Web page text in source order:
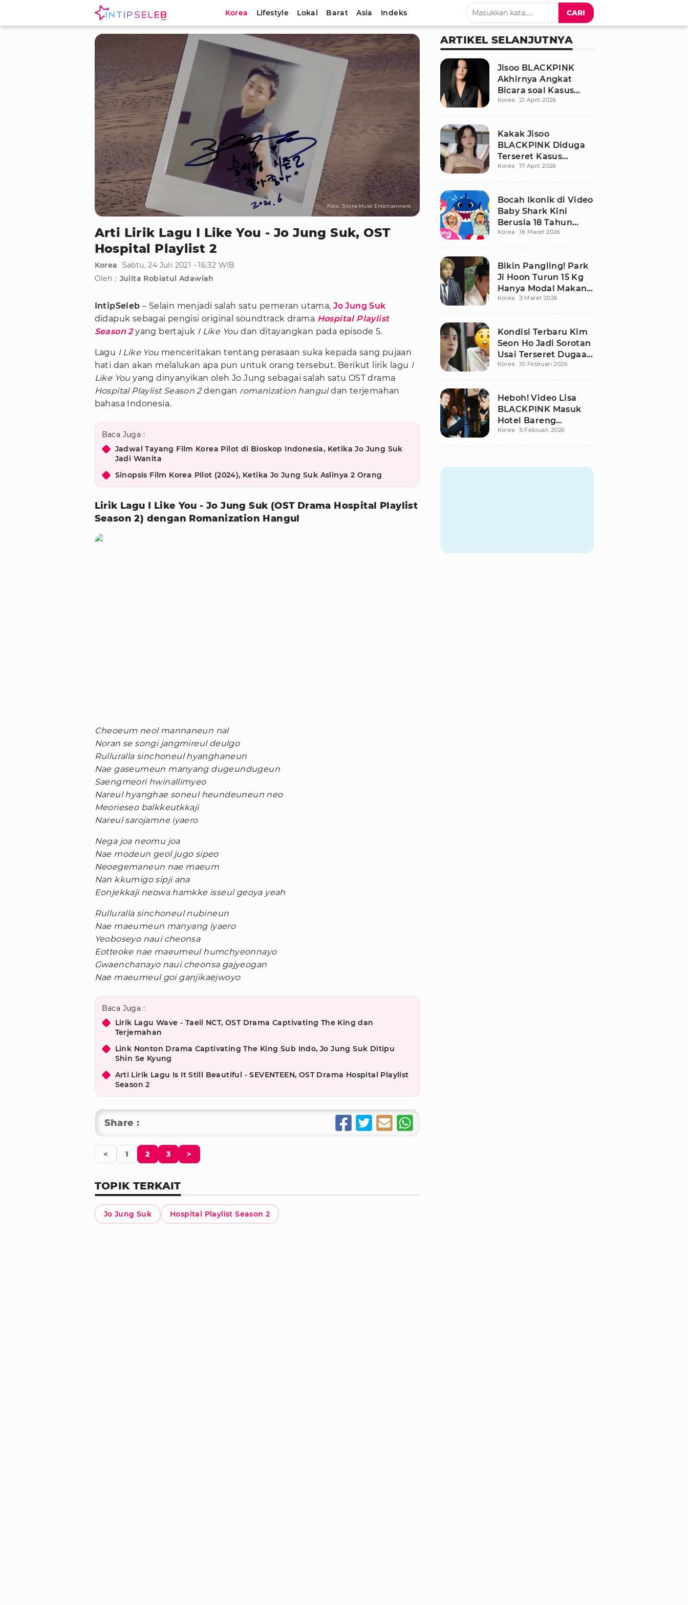
Korea Lifestyle Lokal Barat Asia Indeks CARI
Foto : Stone Music Entertainment
Arti Lirik Lagu I Like You - Jo Jung Suk, OST
Hospital Playlist 2
Korea
Sabtu, 24 Juli 2021 - 16:32 WIB
Oleh : Julita Robiatul Adawiah
IntipSeleb – Selain menjadi salah satu pemeran utama,Jo Jung Suk
didapuk sebagai pengisi original soundtrack drama Hospital Playlist
Season 2yang bertajuk I Like You dan ditayangkan pada episode 5.
Lagu I Like You menceritakan tentang perasaan suka kepada sang pujaan
hati dan akan melalukan apa pun untuk orang tersebut. Berikut lirik lagu I
Like You yang dinyanyikan oleh Jo Jung sebagai salah satu OST drama
Hospital Playlist Season 2dengan romanization hanguldan terjemahan
bahasa Indonesia.
Baca Juga :
Jadwal Tayang Film Korea Pilot di Bioskop Indonesia, Ketika Jo Jung Suk
Jadi Wanita
Sinopsis Film Korea Pilot (2024), Ketika Jo Jung Suk Aslinya 2 Orang
Lirik Lagu I Like You - Jo Jung Suk (OST Drama Hospital Playlist
Season 2) dengan Romanization Hangul
Cheoeum neol mannaneun nal
Noran se songi jangmireul deulgo
Rulluralla sinchoneul hyanghaneun
Nae gaseumeun manyang dugeundugeun
Saengmeori hwinallimyeo
Nareul hyanghae soneul heundeuneun neo
Meorieseo balkkeutkkaji
Nareul sarojamne iyaero
Nega joa neomu joa
Nae modeun geol jugo sipeo
Neoegemaneun nae maeum
Nan kkumigo sipji ana
Eonjekkaji neowa hamkke isseul geoya yeah
Rulluralla sinchoneul nubineun
Nae maeumeun manyang iyaero
Yeoboseyo naui cheonsa
Eotteoke nae maeumeul humchyeonnayo
Gwaenchanayo naui cheonsa gajyeogan
Nae maeumeul goi ganjikaejwoyo
Baca Juga :
Lirik Lagu Wave - Taeil NCT, OST Drama Captivating The King dan
Terjemahan
Link Nonton Drama Captivating The King Sub Indo, Jo Jung Suk Ditipu
Shin Se Kyung
Arti Lirik Lagu Is It Still Beautiful - SEVENTEEN, OST Drama Hospital Playlist
Season 2
Share :
< 1 2 3 >
TOPIK TERKAIT
Jo Jung Suk Hospital Playlist Season 2
ARTIKEL SELANJUTNYA
Jisoo BLACKPINK
Akhirnya Angkat
Bicara soal Kasus
Dugaan Pelecehan
Korea 21 April 2026
Kakak Jisoo
BLACKPINK Diduga
Terseret Kasus
Pelecehan Seksual,
Korea 17 April 2026
Bocah Ikonik di Video
Baby Shark Kini
Berusia 18 Tahun
Bikin Publik
Korea 16 Maret 2026
Bikin Pangling! Park
Ji Hoon Turun 15 Kg
Hanya Modal Makan
Apel, Visual
Korea 3 Maret 2026
Kondisi Terbaru Kim
Seon Ho Jadi Sorotan
Usai Terseret Dugaan
Penggelapan Pajak
Korea 10 Februari 2026
Heboh! Video Lisa
BLACKPINK Masuk
Hotel Bareng
Frederic Arnault Picu
Korea 5 Februari 2026